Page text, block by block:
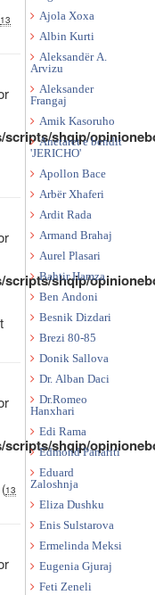
13
shqip/
shqip/
shqip/
(13
Ajola Xoxa
Albin Kurti
Aleksandër A.
Arvizu
Aleksander
Frangaj
Amik Kasoruho
Anetaret e bendit
'JERICHO'
Apollon Bace
Arbër Xhaferi
Ardit Rada
Armand Brahaj
Aurel Plasari
Bahtir Hamza
Ben Andoni
Besnik Dizdari
Brezi 80-85
Donik Sallova
Dr. Alban Daci
Dr.Romeo
Hanxhari
Edi Rama
Edmond Panariti
Eduard
Zaloshnja
Eliza Dushku
Enis Sulstarova
Ermelinda Meksi
Eugenia Gjuraj
Feti Zeneli